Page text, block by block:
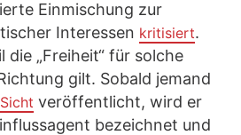
Einmischung zur
Interessen kritisiert.
die „Freiheit“ für solche
gilt. Sobald jemand
veröffentlicht, wird er
bezeichnet und